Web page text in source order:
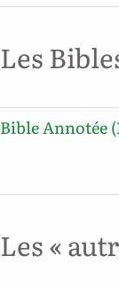
Les
Bible Annotée
Les «